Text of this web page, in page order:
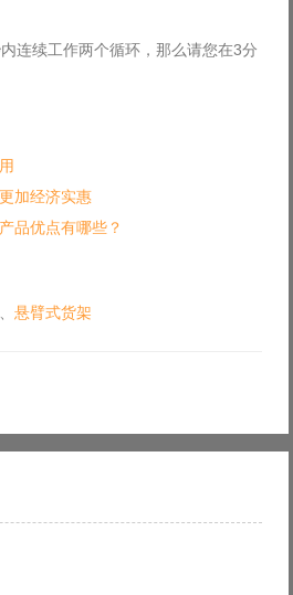
连续工作两个循环，那么请您在3分
加经济实惠
品优点有哪些？
悬臂式货架